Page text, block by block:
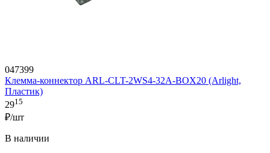
047399
Клемма-коннектор ARL-CLT-2WS4-32A-BOX20 (Arlight,
Пластик)
2915
₽/шт
В наличии